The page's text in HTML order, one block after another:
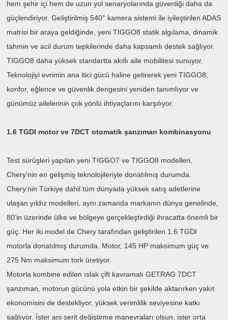
hem şehir içi hem de uzun yol senaryolarında güvenliği daha da
güçlendiriyor. Geliştirilmiş 540° kamera sistemi ile iyileştirilen ADAS
matrisi bir araya geldiğinde, yeni TIGGO8 statik algılama, dinamik
tahmin ve acil durum tepkilerinde daha kapsamlı destek sağlıyor.
TIGGO8 daha yüksek standartta akıllı aile mobilitesi sunuyor.
Teknolojiyi evrimin ana itici gücü haline getirerek yeni TIGGO8;
konfor, eğlence ve güvenlik dengesini yeniden tanımlıyor ve
günümüz ailelerinin çok yönlü ihtiyaçlarını karşılıyor.
1.6 TGDI motor ve 7DCT otomatik şanzıman kombinasyonu
Test sürüşleri yapılan yeni TIGGO7 ve TIGGO8 modelleri,
Chery’nin en gelişmiş teknolojileriyle donatılmış durumda.
Chery’nin Türkiye dahil tüm dünyada yüksek satış adetlerine
ulaşan yıldız modelleri, aynı zamanda markanın dünya genelinde,
80’in üzerinde ülke ve bölgeye gerçekleştirdiği ihracatta önemli bir
güç. Her iki model de Chery tarafından geliştirilen 1.6 TGDI
motorla donatılmış durumda. Motor, 145 HP maksimum güç ve
275 Nm maksimum tork üretiyor.
Motorla kombine edilen ıslak çift kavramalı GETRAG 7DCT
şanzıman, motorun gücünü yola etkin bir şekilde aktarırken yakıt
ekonomisini de destekliyor, yüksek verimlilik seviyesine katkı
sağlıyor. İster ani şerit değiştirme manevraları olsun, ister orta